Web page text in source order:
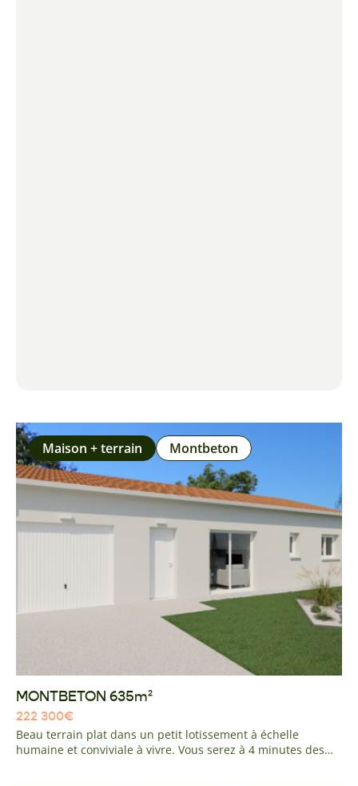
Maison + terrain Montbeton
MONTBETON 635m²
222 300€
Beau terrain plat dans un petit lotissement à échelle
humaine et conviviale à vivre. Vous serez à 4 minutes des